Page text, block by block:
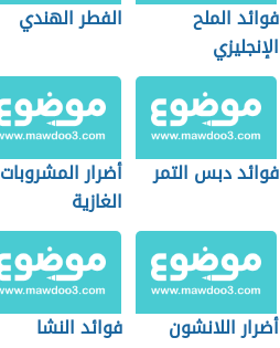
فوائد الملح
الإنجليزي
الفطر الهندي
فوائد دبس التمر
أضرار المشروبات
الغازية
أضرار اللانشون فوائد النشا